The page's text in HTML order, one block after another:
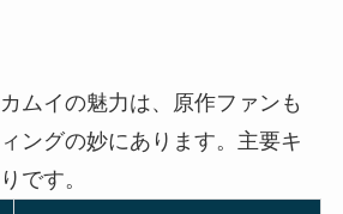
ムイの魅力は、原作ファンも
ングの妙にあります。主要キ
です。